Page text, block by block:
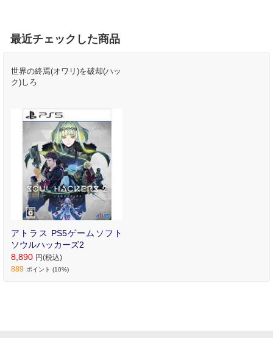
最近チェックした商品
世界の終焉(オワリ)を破却(ハッ
ク)しろ
アトラス PS5ゲームソフト
ソウルハッカーズ2
8,890 円(税込)
889 ポイント (10%)